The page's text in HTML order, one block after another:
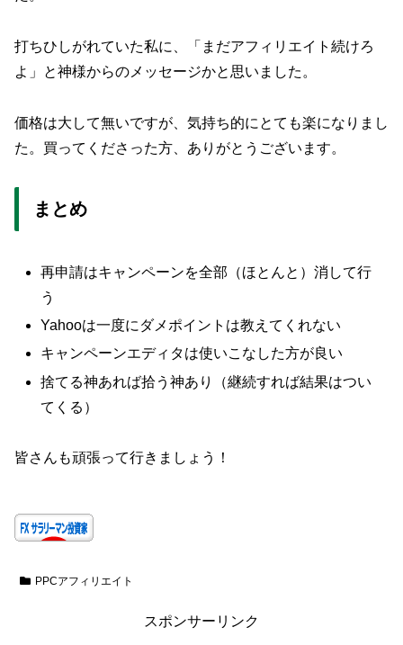
打ちひしがれていた私に、「まだアフィリエイト続けろ
よ」と神様からのメッセージかと思いました。
価格は大して無いですが、気持ち的にとても楽になりまし
た。買ってくださった方、ありがとうございます。
まとめ
再申請はキャンペーンを全部（ほとんと）消して行
う
Yahooは一度にダメポイントは教えてくれない
キャンペーンエディタは使いこなした方が良い
捨てる神あれば拾う神あり（継続すれば結果はつい
てくる）
皆さんも頑張って行きましょう！
PPCアフィリエイト
スポンサーリンク